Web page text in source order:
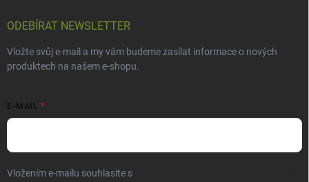
ODEBÍRAT NEWSLETTER
Vložte svůj e-mail a my vám budeme zasílat informace o nových
produktech na našem e-shopu.
E-MAIL
Vložením e-mailu souhlasíte s